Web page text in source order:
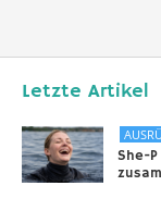
Letzte Artikel
She-